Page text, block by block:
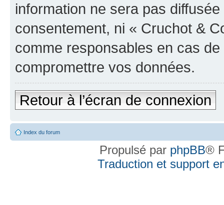
information ne sera pas
consentement, ni « Cruchot &
comme responsables en cas
compromettre vos données.
Retour à l’écran de connexion
Index du forum
Propulsé par phpBB®
Traduction et support